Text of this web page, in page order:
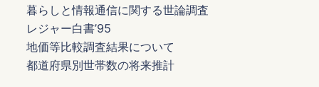
暮らしと情報通信に関する世論調査
レジャー白書’95
地価等比較調査結果について
都道府県別世帯数の将来推計